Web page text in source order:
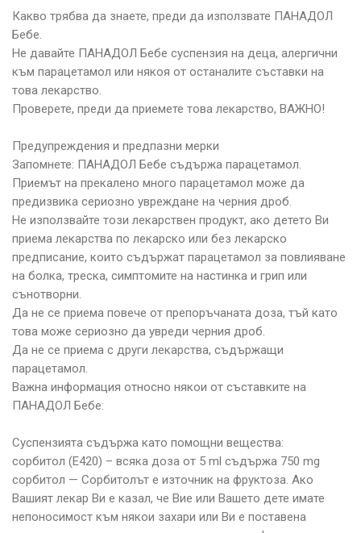
Какво трябва да знаете, преди да използвате ПАНАДОЛ
Бебе.
Не давайте ПАНАДОЛ Бебе суспензия на деца, алергични
към парацетамол или някоя от останалите съставки на
това лекарство.
Проверете, преди да приемете това лекарство, ВАЖНО!
Предупреждения и предпазни мерки
Запомнете: ПАНАДОЛ Бебе съдържа парацетамол.
Приемът на прекалено много парацетамол може да
предизвика сериозно увреждане на черния дроб.
Не използвайте този лекарствен продукт, ако детето Ви
приема лекарства по лекарско или без лекарско
предписание, които съдържат парацетамол за повлияване
на болка, треска, симптомите на настинка и грип или
сънотворни.
Да не се приема повече от препоръчаната доза, тъй като
това може сериозно да увреди черния дроб.
Да не се приема с други лекарства, съдържащи
парацетамол.
Важна информация относно някои от съставките на
ПАНАДОЛ Бебе:
Суспензията съдържа като помощни вещества:
сорбитол (Е420) – всяка доза от 5 ml съдържа 750 mg
сорбитол — Сорбитолът е източник на фруктоза. Ако
Вашият лекар Ви е казал, че Вие или Вашето дете имате
непоносимост към някои захари или Ви е поставена